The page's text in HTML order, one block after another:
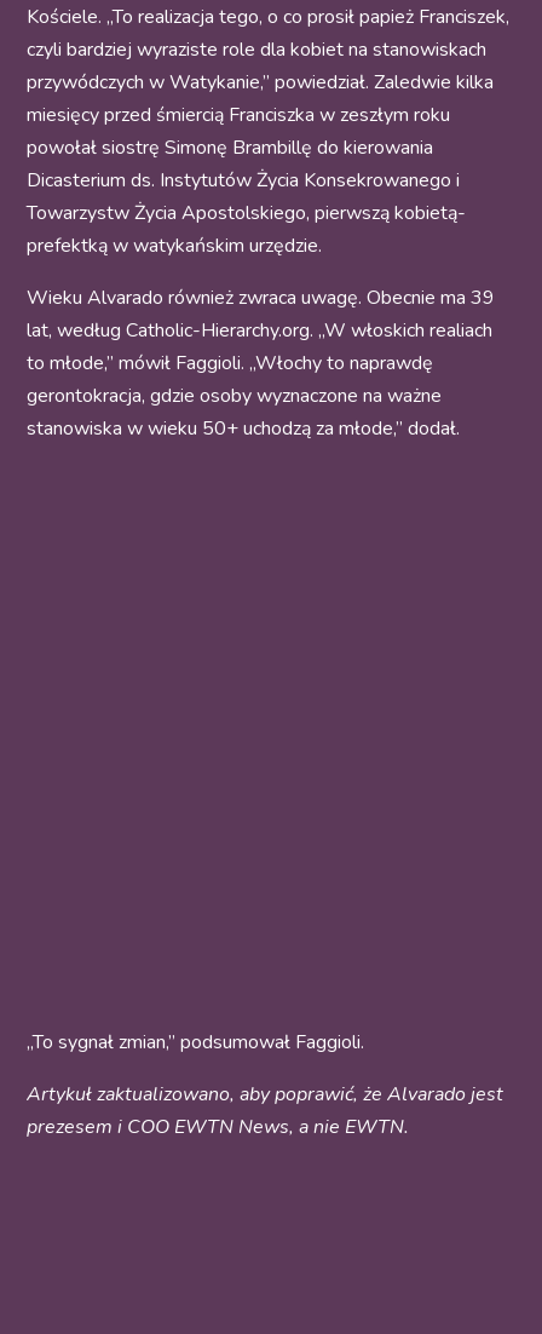
Kościele. „To realizacja tego, o co prosił papież Franciszek,
czyli bardziej wyraziste role dla kobiet na stanowiskach
przywódczych w Watykanie,” powiedział. Zaledwie kilka
miesięcy przed śmiercią Franciszka w zeszłym roku
powołał siostrę Simonę Brambillę do kierowania
Dicasterium ds. Instytutów Życia Konsekrowanego i
Towarzystw Życia Apostolskiego, pierwszą kobietą-
prefektką w watykańskim urzędzie.
Wieku Alvarado również zwraca uwagę. Obecnie ma 39
lat, według Catholic-Hierarchy.org. „W włoskich realiach
to młode,” mówił Faggioli. „Włochy to naprawdę
gerontokracja, gdzie osoby wyznaczone na ważne
stanowiska w wieku 50+ uchodzą za młode,” dodał.
„To sygnał zmian,” podsumował Faggioli.
Artykuł zaktualizowano, aby poprawić, że Alvarado jest
prezesem i COO EWTN News, a nie EWTN.